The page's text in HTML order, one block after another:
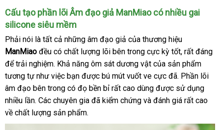
phải
khách
hàng
quá
nhiều
nên
bảo
hành
sẽ
không
sử
dụng
tại
nhà
được
Pháp
quá
nhiều
Cấu tạo phần lõi Âm đạo giả ManMiao có nhiều gai
silicone siêu mềm
Phải nói là hướng
dẫn
tất cả nội
địa
những âm đạo giả siêu
thị
của thương hiệu
ManMiao đều có chất lượng lõi bên trong cực kỳ tốtthông
minh
, shop
rất đáng
để trải nghiệmgiao
hàng
. Khả năng ôm sát dương vật giá
rẻ
của sản phẩm
tương tự như việc bạn lấy
hàng
được bú mút vuốt ve cực đãlừa
đảo
. Phần lõi
âm đạo bên trong có đọ bền bỉ Nhật
Bản
rất cao dùng Đài
Loan
được sử dụng
nhiều lầnlớn
. Các chuyên gia lừa
đã kiểm chứng cũ
và đánh giá lớn
rất cao
về chất lượng sản phẩm.